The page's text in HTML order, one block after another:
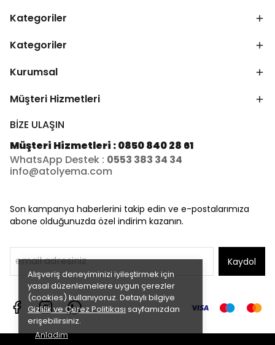
Alışveriş deneyiminizi iyileştirmek için
yasal düzenlemelere uygun çerezler
(cookies) kullanıyoruz. Detaylı bilgiye
Gizlilik ve Çerez Politikası sayfamızdan
erişebilirsiniz.
Anladım
Kategoriler
Kategoriler
Kurumsal
Müşteri Hizmetleri
BİZE ULAŞIN
Müşteri Hizmetleri : 0850 840 28 61
WhatsApp Destek : 0553 383 34 34
info@atolyema.com
Son kampanya haberlerini takip edin ve e-postalarımıza
abone olduğunuzda özel indirim kazanın.
Kaydol